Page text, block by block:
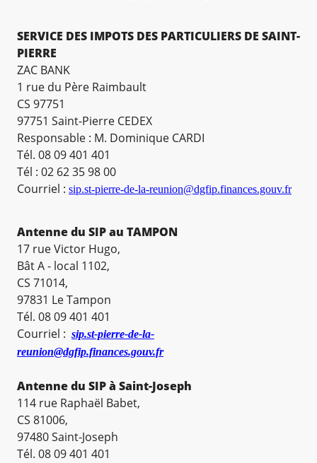
SERVICE DES IMPOTS DES PARTICULIERS DE SAINT-
PIERRE
ZAC BANK
1 rue du Père Raimbault
CS 97751
97751 Saint-Pierre CEDEX
Responsable : M. Dominique CARDI
Tél. 08 09 401 401
Tél : 02 62 35 98 00
Courriel : sip.st-pierre-de-la-reunion@dgfip.finances.gouv.fr
Antenne du SIP au TAMPON
17 rue Victor Hugo,
Bât A - local 1102,
CS 71014,
97831 Le Tampon
Tél. 08 09 401 401
Courriel : sip.st-pierre-de-la-
reunion@dgfip.finances.gouv.fr
Antenne du SIP à Saint-Joseph
114 rue Raphaël Babet,
CS 81006,
97480 Saint-Joseph
Tél. 08 09 401 401